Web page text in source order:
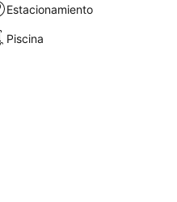
Estacionamiento
Piscina